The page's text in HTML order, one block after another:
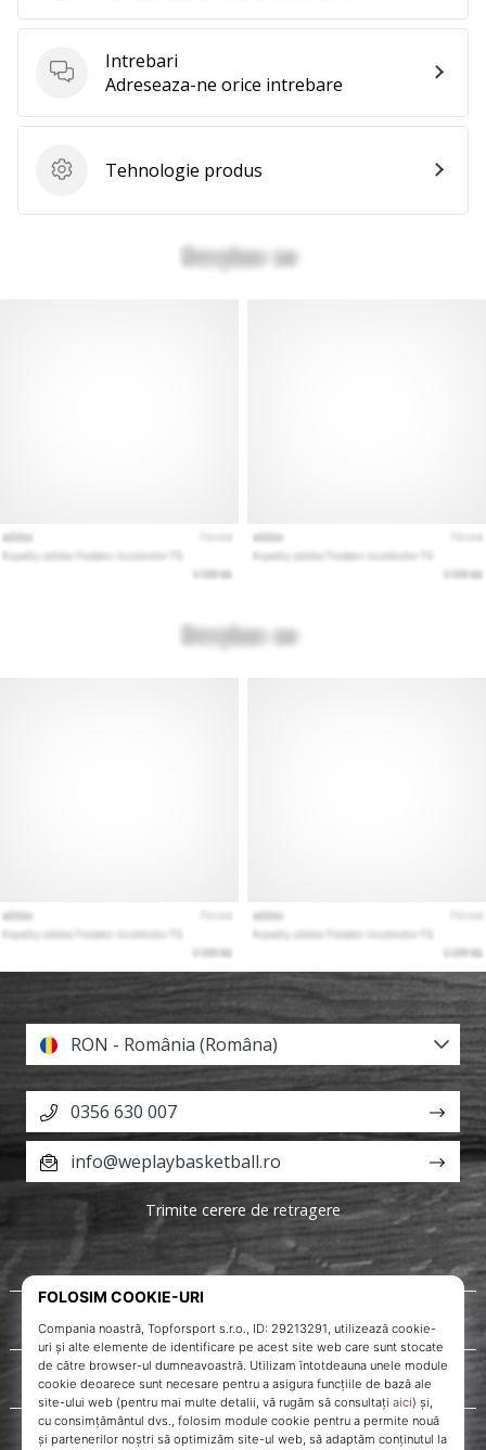
Intrebari
Intrebari
Adreseaza-ne orice intrebare
Tehnologie produs
Tehnologie produs
Despre noi
Servicii clienți
RON - România (Româna)
0356 630 007
info@weplaybasketball.ro
Trimite cerere de retragere